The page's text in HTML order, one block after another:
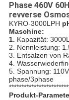
Phase 460V
revverse
KYRO-3000LPH
Maschine:
1. Kapazität:
2. Nennleistung:
3. Entsalzen von
4.
5. Spannung:
phase/3phase
Produkt-